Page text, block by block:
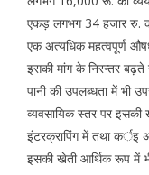
एकड़ लगभग 34 हजार रु.
एक अत्यधिक महत्वपूर्ण
इसकी मांग के निरन्तर
पानी की उपलब्धता में भी
व्यवसायिक स्तर पर इसकी
इंटरक्रापिंग में तथा कर्इ
इसकी खेती आर्थिक रूप में